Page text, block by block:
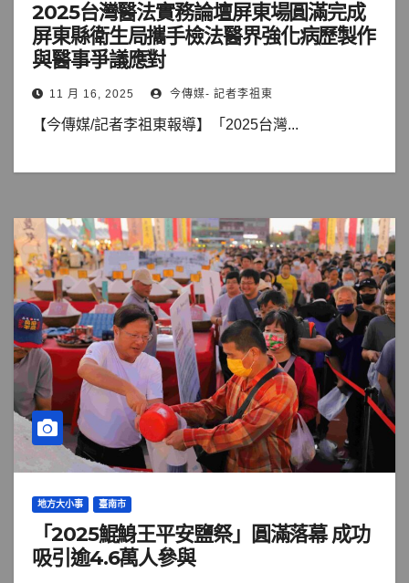
2025台灣醫法實務論壇屏東場圓滿完成
屏東縣衛生局攜手檢法醫界強化病歷製作
與醫事爭議應對
11 月 16, 2025 今傳媒- 記者李祖東
【今傳媒/記者李祖東報導】「2025台灣...
地方大小事 臺南市
「2025鯤鯓王平安鹽祭」圓滿落幕 成功
吸引逾4.6萬人參與